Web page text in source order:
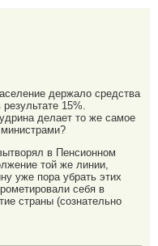
держало средства
15%.
делает то же самое
в Пенсионном
той же линии,
уже пора убрать этих
себя в
страны (сознательно